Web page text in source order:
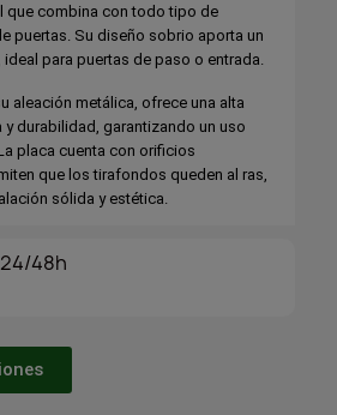
que combina con todo tipo de
puertas. Su diseño sobrio aporta un
para puertas de paso o entrada.
aleación metálica, ofrece una alta
y durabilidad, garantizando un uso
placa cuenta con orificios
que los tirafondos queden al ras,
sólida y estética.
48h